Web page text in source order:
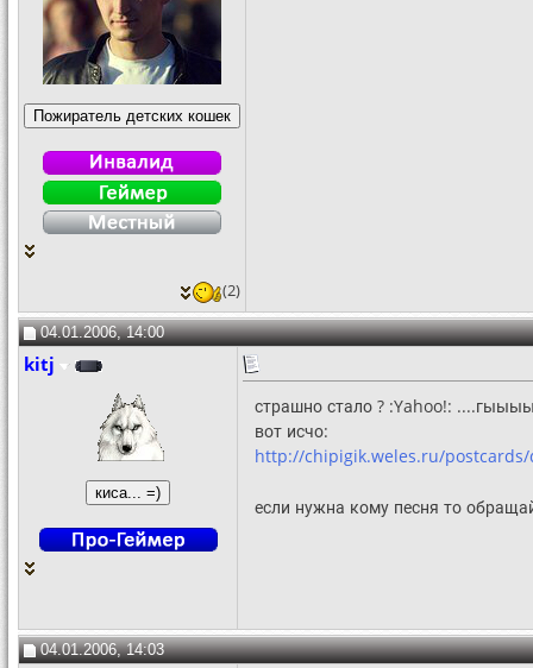
(2)
04.01.2006, 14:00
kitj
страшно стало ? :Yahoo!:
вот исчо:
http://chipigik.weles.ru/
если нужна кому песня то
04.01.2006, 14:03